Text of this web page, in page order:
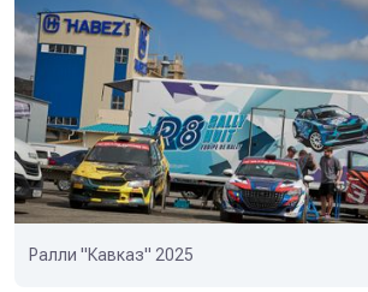
Ралли "Кавказ" 2025